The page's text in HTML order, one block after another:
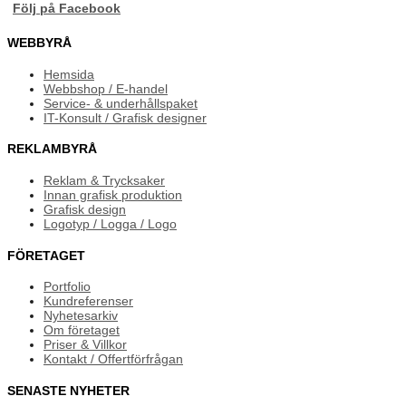
Följ på Facebook
WEBBYRÅ
Hemsida
Webbshop / E-handel
Service- & underhållspaket
IT-Konsult / Grafisk designer
REKLAMBYRÅ
Reklam & Trycksaker
Innan grafisk produktion
Grafisk design
Logotyp / Logga / Logo
FÖRETAGET
Portfolio
Kundreferenser
Nyhetesarkiv
Om företaget
Priser & Villkor
Kontakt / Offertförfrågan
SENASTE NYHETER